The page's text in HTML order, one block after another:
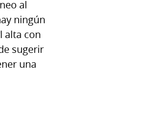
al
ningún
alta con
sugerir
una